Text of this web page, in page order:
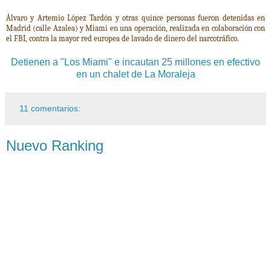
Álvaro y Artemio López Tardón y otras quince personas fueron detenidas en
Madrid (calle Azalea) y Miami en una operación, realizada en colaboración con
el FBI, contra la mayor red europea de lavado de dinero del narcotráfico.
Detienen a "Los Miami" e incautan 25 millones en efectivo
en un chalet de La Moraleja
11 comentarios:
Nuevo Ranking